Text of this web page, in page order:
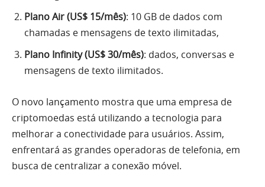
Plano Air (US$ 15/mês): 10 GB de dados com
chamadas e mensagens de texto ilimitadas,
Plano Infinity (US$ 30/mês): dados, conversas e
mensagens de texto ilimitados.
O novo lançamento mostra que uma empresa de
criptomoedas está utilizando a tecnologia para
melhorar a conectividade para usuários. Assim,
enfrentará as grandes operadoras de telefonia, em
busca de centralizar a conexão móvel.